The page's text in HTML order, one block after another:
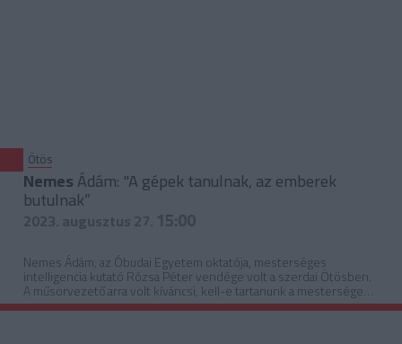
Ötös
NemesÁdám: "A gépek tanulnak, az emberek
butulnak”
Nemes Ádám, az Óbudai Egyetem oktatója, mesterséges
intelligencia kutató Rózsa Péter vendége volt a szerdai Ötösben.
A műsorvezető arra volt kíváncsi, kell-e tartanunk a mesterséges
intelligenciától.